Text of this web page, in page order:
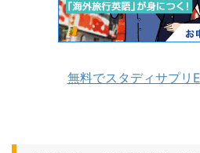
無料でスタディサプリ